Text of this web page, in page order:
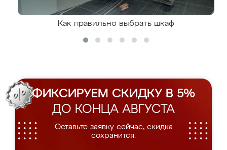
Как правильно выбрать шкаф
ФИКСИРУЕМ СКИДКУ В 5%
ДО КОНЦА АВГУСТА
Оставьте заявку сейчас, скидка
сохранится.